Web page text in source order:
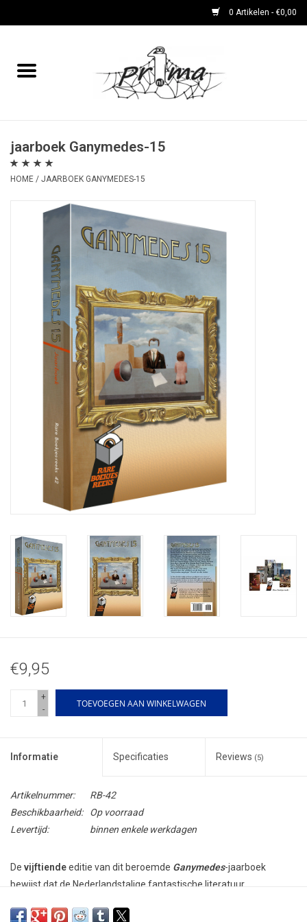
0 Artikelen - €0,00
Home
DVD's en CD's
periodieken
Bemoste Beeld-prijswinnaars
jaarboek Ganymedes-15
HOME / JAARBOEK GANYMEDES-15
€9,95
+
-
TOEVOEGEN AAN WINKELWAGEN
Informatie Specificaties Reviews (5)
Artikelnummer:
RB-42
Beschikbaarheid:
Op voorraad
Levertijd:
binnen enkele werkdagen
De vijftiendeeditie van dit beroemde Ganymedes-jaarboek
bewijst dat de Nederlandstalige fantastische literatuur
dit jaar onze stoutste verwachtingen. De kwaliteit van het